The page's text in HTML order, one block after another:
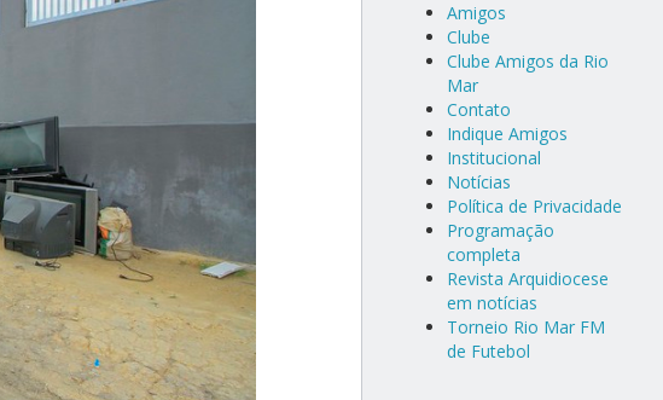
Amigos
Clube
Clube Amigos da Rio
Mar
Contato
Indique Amigos
Institucional
Notícias
Política de Privacidade
Programação
completa
Revista Arquidiocese
em notícias
Torneio Rio Mar FM
de Futebol